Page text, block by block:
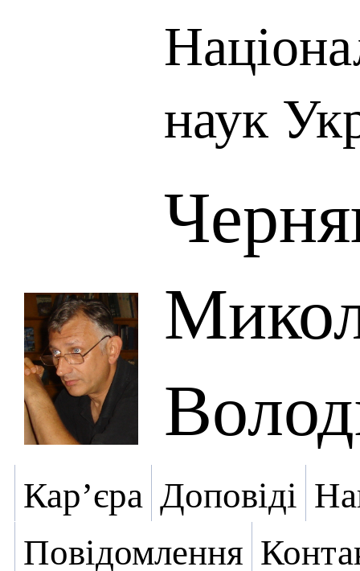
наук
Кар’єра Доповіді
Повідомлення